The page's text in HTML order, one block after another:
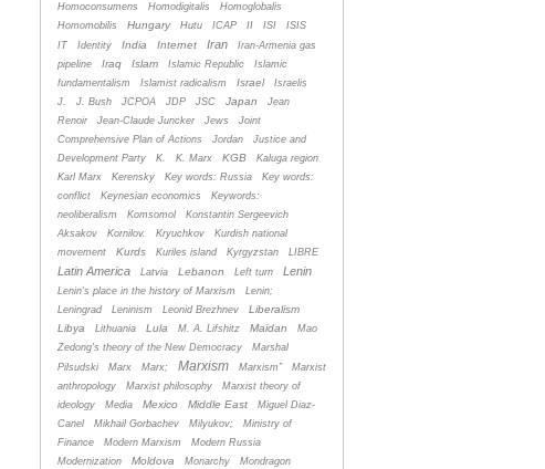
Homoconsumens
Homodigitalis
Homoglobalis
Homomobilis
Hungary Hutu ICAP II ISI
ISIS
IT
Identity India Internet Iran
Iran-Armenia gas
pipeline
Iraq Islam Islamic Republic
Islamic
fundamentalism
Islamist radicalism Israel
Israelis
J.
J. Bush JCPOA JDP JSC Japan
Jean
Renoir
Jean-Claude Juncker Jews
Joint
Comprehensive Plan of Actions
Jordan
Justice and
Development Party
K. K. Marx KGB
Kaluga region
Karl Marx
Kerensky Key words: Russia
Key words:
conflict
Keynesian economics
Keywords:
neoliberalism
Komsomol
Konstantin Sergeevich
Aksakov
Kornilov. Kryuchkov
Kurdish national
movement
Kurds Kuriles island Kyrgyzstan LIBRE
Latin America Latvia Lebanon Left turn Lenin
Lenin's place in the history of Marxism
Lenin;
Leningrad
Leninism Leonid Brezhnev
Liberalism
Libya
Lithuania Lula M. A. Lifshitz Maidan
Mao
Zedong's theory of the New Democracy
Marshal
Pilsudski
Marx Marx; Marxism Marxism”
Marxist
anthropology
Marxist philosophy
Marxist theory of
ideology
Media Mexico Middle East
Miguel Diaz-
Canel
Mikhail Gorbachev Milyukov;
Ministry of
Finance
Modern Marxism
Modern Russia
Modernization
Moldova Monarchy
Mondragon